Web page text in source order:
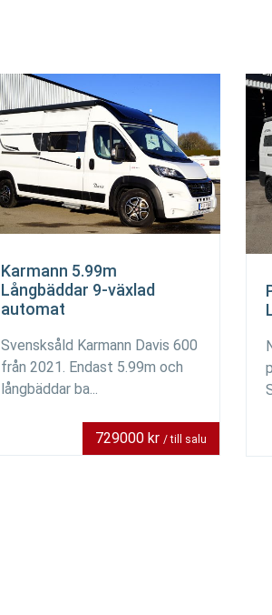
Karmann 5.99m
Långbäddar 9-växlad
automat
Svensksåld Karmann Davis 600
från 2021. Endast 5.99m och
långbäddar ba...
729000 kr / till salu